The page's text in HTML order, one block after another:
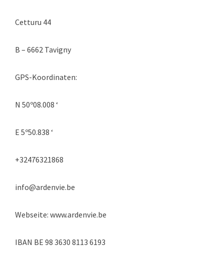
Cetturu 44
B – 6662 Tavigny
GPS-Koordinaten:
N 50º08.008 ‘
E 5º50.838 ‘
+32476321868
info@ardenvie.be
Webseite: www.ardenvie.be
IBAN BE 98 3630 8113 6193